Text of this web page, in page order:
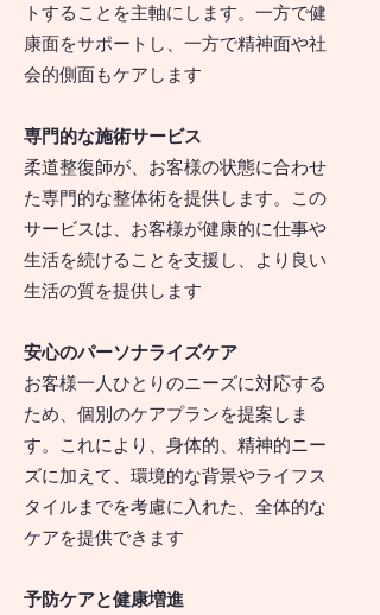
トすることを主軸にします。一方で健
康面をサポートし、一方で精神面や社
会的側面もケアします
専門的な施術サービス
柔道整復師が、お客様の状態に合わせ
た専門的な整体術を提供します。この
サービスは、お客様が健康的に仕事や
生活を続けることを支援し、より良い
生活の質を提供します
安心のパーソナライズケア
お客様一人ひとりのニーズに対応する
ため、個別のケアプランを提案しま
す。これにより、身体的、精神的ニー
ズに加えて、環境的な背景やライフス
タイルまでを考慮に入れた、全体的な
ケアを提供できます
予防ケアと健康増進